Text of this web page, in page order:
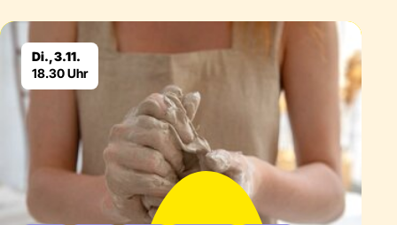
Di., 3.11.
18.30 Uhr